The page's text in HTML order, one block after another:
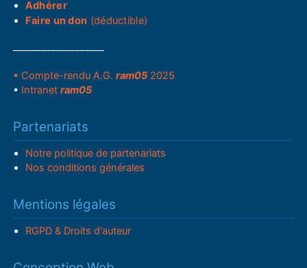
Adhérer
Faire un don (déductible)
• Compte-rendu A.G.ram05 2025
• Intranetram05
Partenariats
Notre politique de partenariats
Nos conditions générales
Mentions légales
RGPD & Droits d'auteur